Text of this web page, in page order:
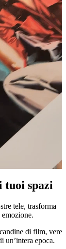
tuoi spazi
tele, trasforma
di film, vere
un’intera epoca.